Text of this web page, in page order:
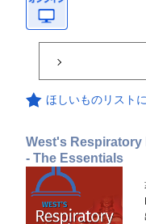
ほしいものリスト
West's Respiratory
- The Essentials